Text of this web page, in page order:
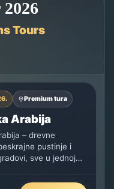
Tours
Premium tura
Arabija
– drevne
pustinje i
sve u jednoj